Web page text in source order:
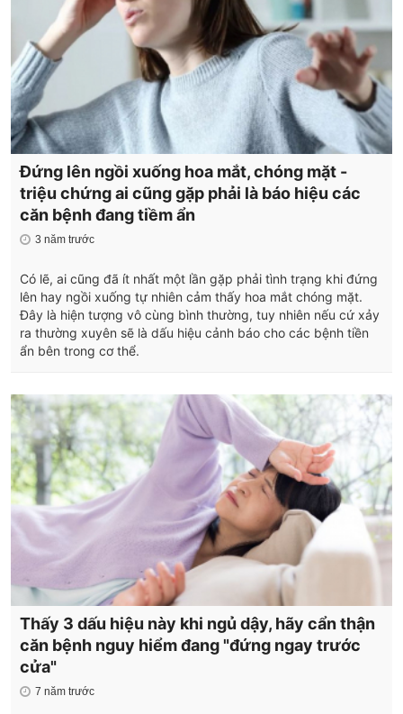
Đứng lên ngồi xuống hoa mắt, chóng mặt -
triệu chứng ai cũng gặp phải là báo hiệu các
căn bệnh đang tiềm ẩn
3 năm trước
Có lẽ, ai cũng đã ít nhất một lần gặp phải tình trạng khi đứng
lên hay ngồi xuống tự nhiên cảm thấy hoa mắt chóng mặt.
Đây là hiện tượng vô cùng bình thường, tuy nhiên nếu cứ xảy
ra thường xuyên sẽ là dấu hiệu cảnh báo cho các bệnh tiền
ẩn bên trong cơ thể.
Thấy 3 dấu hiệu này khi ngủ dậy, hãy cẩn thận
căn bệnh nguy hiểm đang "đứng ngay trước
cửa"
7 năm trước